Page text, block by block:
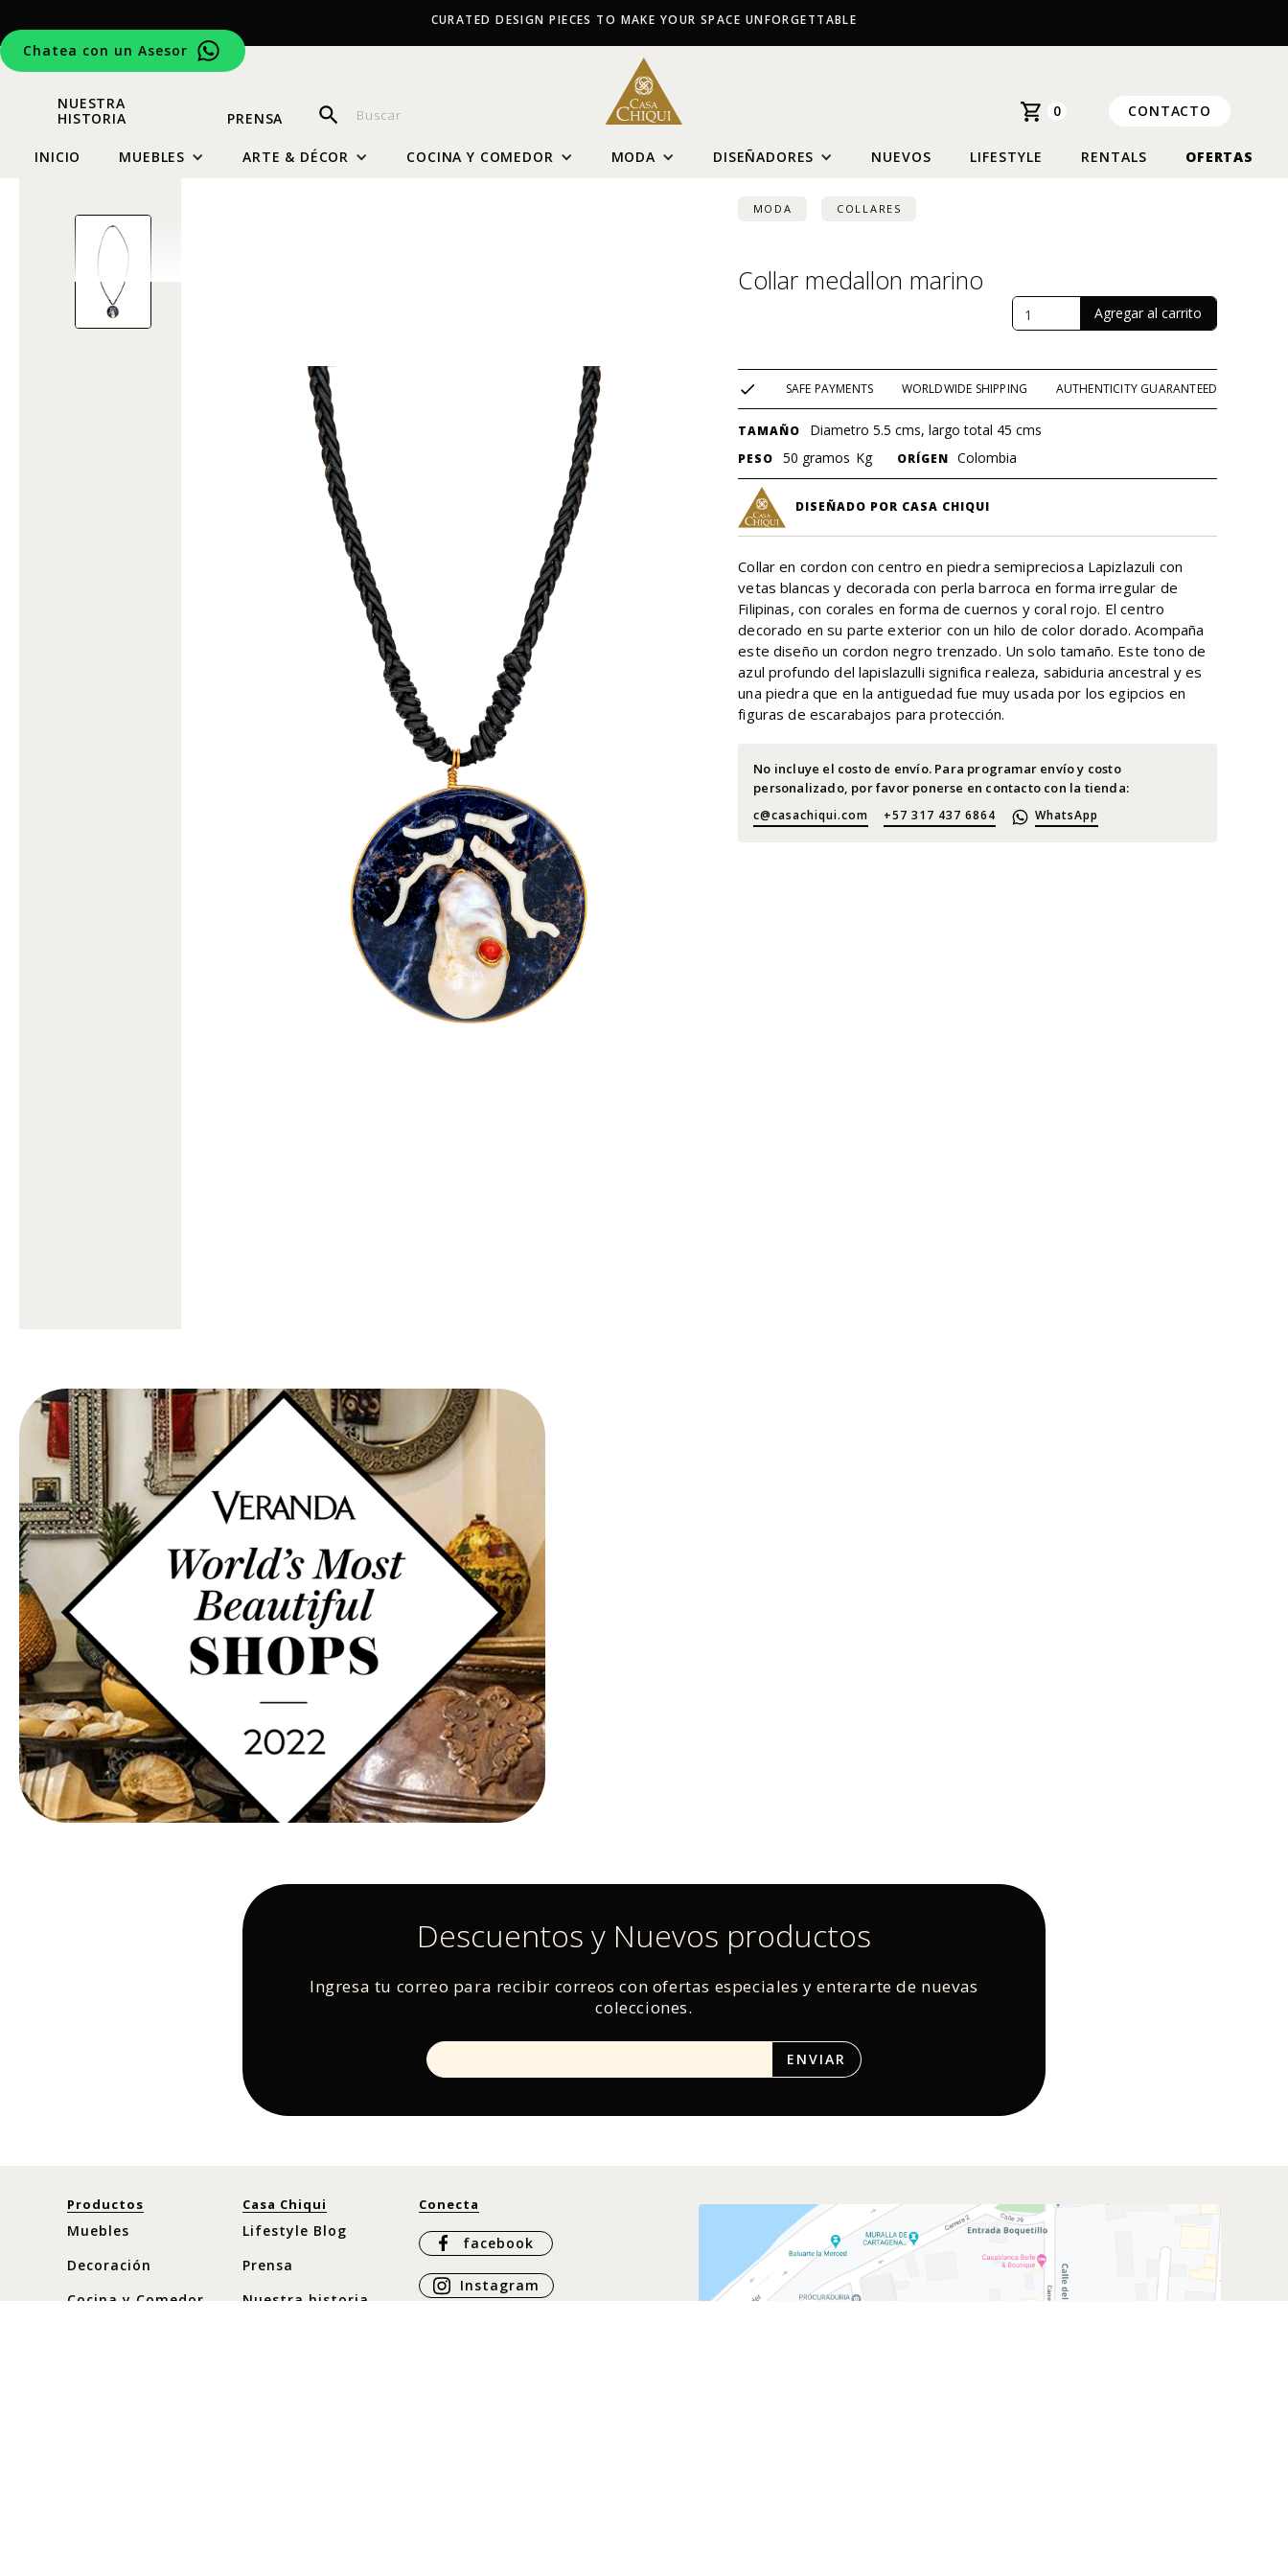
Chatea con un Asesor
CURATED DESIGN PIECES TO MAKE YOUR SPACE UNFORGETTABLE
NUESTRA
HISTORIA
PRENSA 0 CONTACTO
INICIO MUEBLES ARTE & DÉCOR COCINA Y COMEDOR MODA DISEÑADORES NUEVOS LIFESTYLE RENTALS OFERTAS
MODA COLLARES
Collar medallon marino
SAFE PAYMENTS WORLDWIDE SHIPPING AUTHENTICITY GUARANTEED
TAMAÑO Diametro 5.5 cms, largo total 45 cms
PESO 50 gramos Kg ORÍGEN Colombia
DISEÑADO POR CASA CHIQUI
Collar en cordon con centro en piedra semipreciosa Lapizlazuli con
vetas blancas y decorada con perla barroca en forma irregular de
Filipinas, con corales en forma de cuernos y coral rojo. El centro
decorado en su parte exterior con un hilo de color dorado. Acompaña
este diseño un cordon negro trenzado. Un solo tamaño. Este tono de
azul profundo del lapislazulli significa realeza, sabiduria ancestral y es
una piedra que en la antiguedad fue muy usada por los egipcios en
figuras de escarabajos para protección.
No incluye el costo de envío. Para programar envío y costo
personalizado, por favor ponerse en contacto con la tienda:
c@casachiqui.com +57 317 437 6864 WhatsApp
Descuentos y Nuevos productos
Ingresa tu correo para recibir correos con ofertas especiales y enterarte de nuevas
colecciones.
Productos
Muebles
Decoración
Cocina y Comedor
Casa Chiqui
Lifestyle Blog
Prensa
Nuestra historia
Conecta
facebook
Instagram